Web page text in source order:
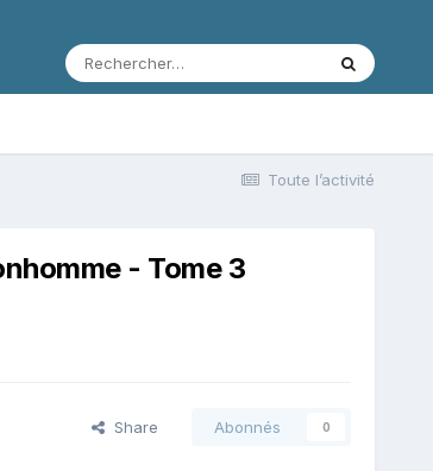
Toute l’activité
- Tome 3
Share Abonnés 0